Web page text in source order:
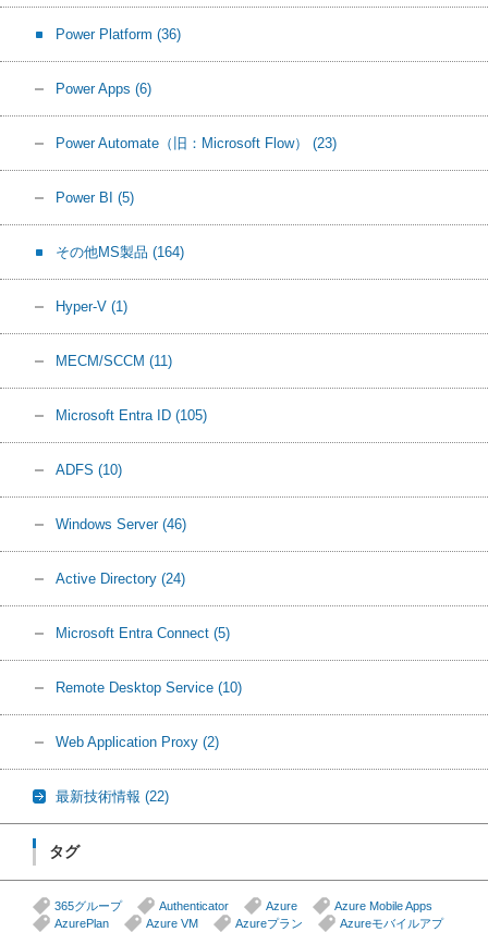
Power Platform (36)
Power Apps (6)
Power Automate（旧：Microsoft Flow） (23)
Power BI (5)
その他MS製品 (164)
Hyper-V (1)
MECM/SCCM (11)
Microsoft Entra ID (105)
ADFS (10)
Windows Server (46)
Active Directory (24)
Microsoft Entra Connect (5)
Remote Desktop Service (10)
Web Application Proxy (2)
最新技術情報 (22)
タグ
365グループ Authenticator Azure
Azure Mobile Apps
AzurePlan
Azure VM Azureプラン
Azureモバイルアプ